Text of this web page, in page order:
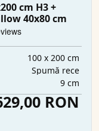
cm H3 +
40x80 cm
100 x 200 cm
Spumă rece
9 cm
RON